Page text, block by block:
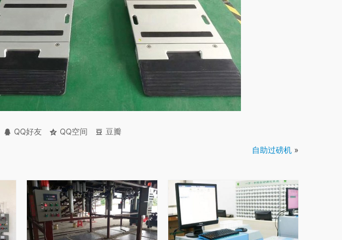
QQ好友 QQ空间
豆瓣
自助过磅机 »